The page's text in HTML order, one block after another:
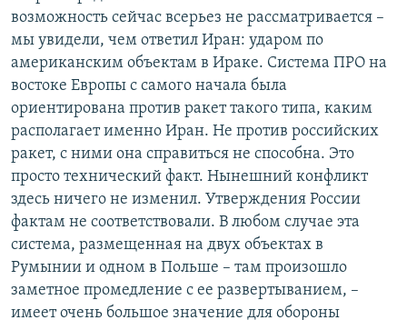
возможность сейчас всерьез не рассматривается –
мы увидели, чем ответил Иран: ударом по
американским объектам в Ираке. Система ПРО на
востоке Европы с самого начала была
ориентирована против ракет такого типа, каким
располагает именно Иран. Не против российских
ракет, с ними она справиться не способна. Это
просто технический факт. Нынешний конфликт
здесь ничего не изменил. Утверждения России
фактам не соответствовали. В любом случае эта
система, размещенная на двух объектах в
Румынии и одном в Польше – там произошло
заметное промедление с ее развертыванием, –
имеет очень большое значение для обороны